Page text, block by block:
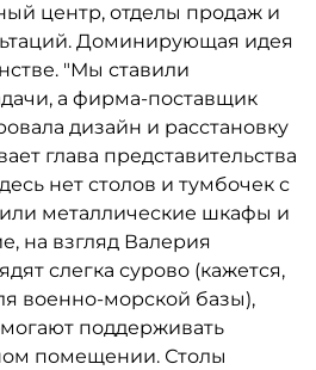
центр, отделы продаж и
Доминирующая идея
"Мы ставили
а фирма-поставщик
дизайн и расстановку
глава представительства
нет столов и тумбочек с
металлические шкафы и
на взгляд Валерия
слегка сурово (кажется,
военно-морской базы),
поддерживать
помещении. Столы